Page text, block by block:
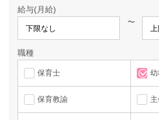
給与(月給)
〜
職種
保育士
保育教諭